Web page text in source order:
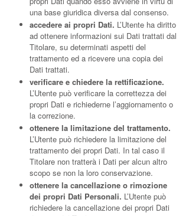
una base giuridica diversa dal consenso.
accedere ai propri Dati. L’Utente ha diritto
ad ottenere informazioni sui Dati trattati dal
Titolare, su determinati aspetti del
trattamento ed a ricevere una copia dei
Dati trattati.
verificare e chiedere la rettificazione.
L’Utente può verificare la correttezza dei
propri Dati e richiederne l’aggiornamento o
la correzione.
ottenere la limitazione del trattamento.
L’Utente può richiedere la limitazione del
trattamento dei propri Dati. In tal caso il
Titolare non tratterà i Dati per alcun altro
scopo se non la loro conservazione.
ottenere la cancellazione o rimozione
dei propri Dati Personali. L’Utente può
richiedere la cancellazione dei propri Dati